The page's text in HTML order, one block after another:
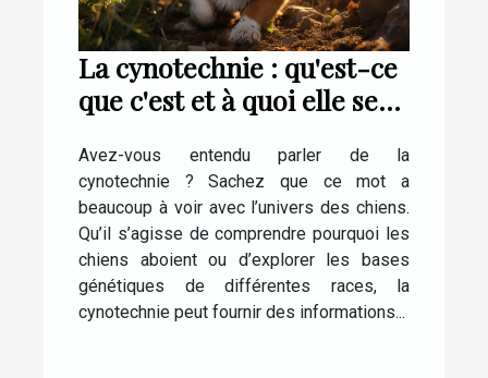
La cynotechnie : qu'est-ce
que c'est et à quoi elle sert
Avez-vous entendu parler de la
cynotechnie ? Sachez que ce mot a
beaucoup à voir avec l’univers des chiens.
Qu’il s’agisse de comprendre pourquoi les
chiens aboient ou d’explorer les bases
génétiques de différentes races, la
cynotechnie peut fournir des informations...